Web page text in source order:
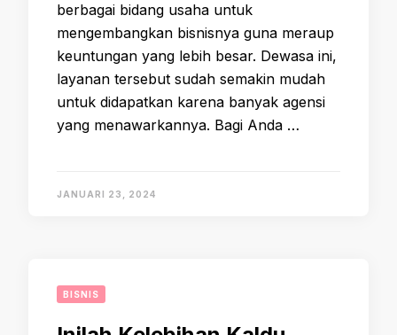
berbagai bidang usaha untuk
mengembangkan bisnisnya guna meraup
keuntungan yang lebih besar. Dewasa ini,
layanan tersebut sudah semakin mudah
untuk didapatkan karena banyak agensi
yang menawarkannya. Bagi Anda …
JANUARI 23, 2024
BISNIS